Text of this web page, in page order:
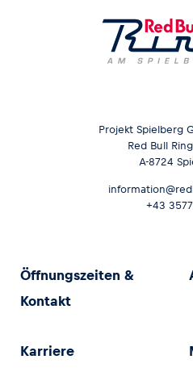
Projekt Spielberg
Red Bull
A-8724
+43
Öffnungszeiten &
Kontakt
Karriere